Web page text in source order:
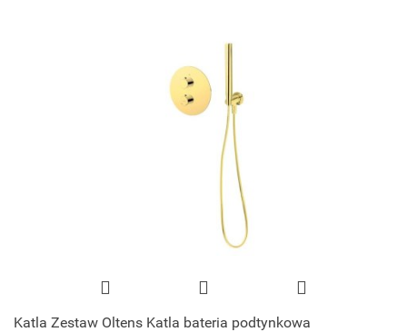
Katla Zestaw Oltens Katla bateria podtynkowa